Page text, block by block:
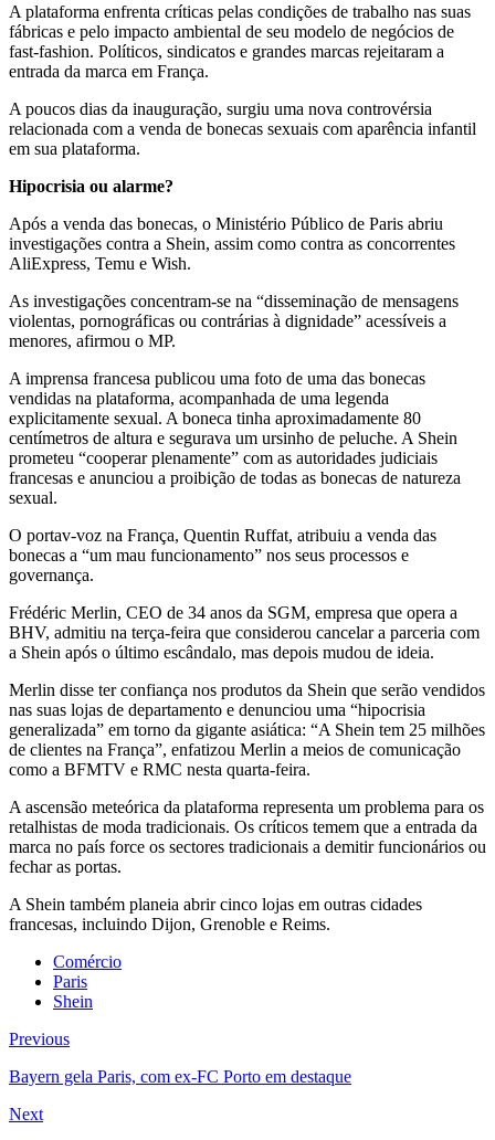
A plataforma enfrenta críticas pelas condições de trabalho nas suas
fábricas e pelo impacto ambiental de seu modelo de negócios de
fast-fashion. Políticos, sindicatos e grandes marcas rejeitaram a
entrada da marca em França.
A poucos dias da inauguração, surgiu uma nova controvérsia
relacionada com a venda de bonecas sexuais com aparência infantil
em sua plataforma.
Hipocrisia ou alarme?
Após a venda das bonecas, o Ministério Público de Paris abriu
investigações contra a Shein, assim como contra as concorrentes
AliExpress, Temu e Wish.
As investigações concentram-se na “disseminação de mensagens
violentas, pornográficas ou contrárias à dignidade” acessíveis a
menores, afirmou o MP.
A imprensa francesa publicou uma foto de uma das bonecas
vendidas na plataforma, acompanhada de uma legenda
explicitamente sexual. A boneca tinha aproximadamente 80
centímetros de altura e segurava um ursinho de peluche. A Shein
prometeu “cooperar plenamente” com as autoridades judiciais
francesas e anunciou a proibição de todas as bonecas de natureza
sexual.
O portav-voz na França, Quentin Ruffat, atribuiu a venda das
bonecas a “um mau funcionamento” nos seus processos e
governança.
Frédéric Merlin, CEO de 34 anos da SGM, empresa que opera a
BHV, admitiu na terça-feira que considerou cancelar a parceria com
a Shein após o último escândalo, mas depois mudou de ideia.
Merlin disse ter confiança nos produtos da Shein que serão vendidos
nas suas lojas de departamento e denunciou uma “hipocrisia
generalizada” em torno da gigante asiática: “A Shein tem 25 milhões
de clientes na França”, enfatizou Merlin a meios de comunicação
como a BFMTV e RMC nesta quarta-feira.
A ascensão meteórica da plataforma representa um problema para os
retalhistas de moda tradicionais. Os críticos temem que a entrada da
marca no país force os sectores tradicionais a demitir funcionários ou
fechar as portas.
A Shein também planeia abrir cinco lojas em outras cidades
francesas, incluindo Dijon, Grenoble e Reims.
Comércio
Paris
Shein
Previous
Bayern gela Paris, com ex-FC Porto em destaque
Next